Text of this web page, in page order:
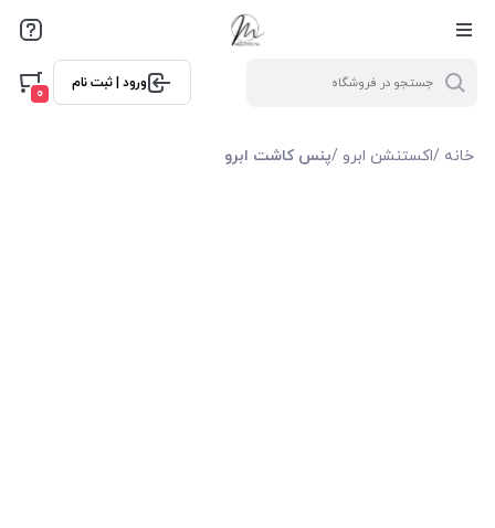
ورود | ثبت نام
0
خانه /اکستنشن ابرو /پنس کاشت ابرو